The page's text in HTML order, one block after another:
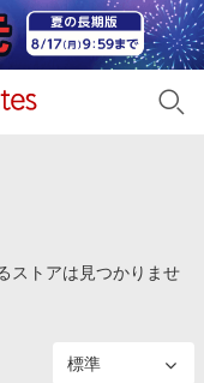
ストアは見つかりませ